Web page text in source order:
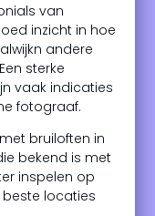
van
inzicht in hoe
andere
sterke
vaak indicaties
fotograaf.
bruiloften in
bekend is met
inspelen op
locaties